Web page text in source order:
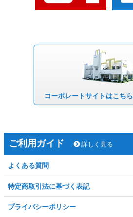
コーポレートサイトはこちら
ご利用ガイド 詳しく見る
よくある質問
特定商取引法に基づく表記
プライバシーポリシー